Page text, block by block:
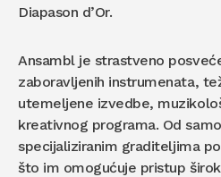
Diapason d’Or.
Ansambl je strastveno
zaboravljenih instrumenata,
utemeljene izvedbe,
kreativnog programa. Od
specijaliziranim graditeljima
što im omogućuje pristup